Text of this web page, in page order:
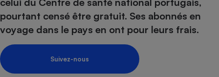
pourtant censé être gratuit. Ses abonnés en
voyage dans le pays en ont pour leurs frais.
Suivez-nous
Sécurité - Hygiène
Assurance
Banque - Crédit
Epargne - Fiscalité
Circulation routière
Contrôle technique -
Moto
Supermarché - Drive
Comparatif
Comparatif plaque à
Comparatif casque audio
Comparatif barre de son
Crédit immobilier
Comparatif tondeuse
Comparatif poêle à
Choisir son fioul
Choisir son pellet
Comparateur assurance emprunteur